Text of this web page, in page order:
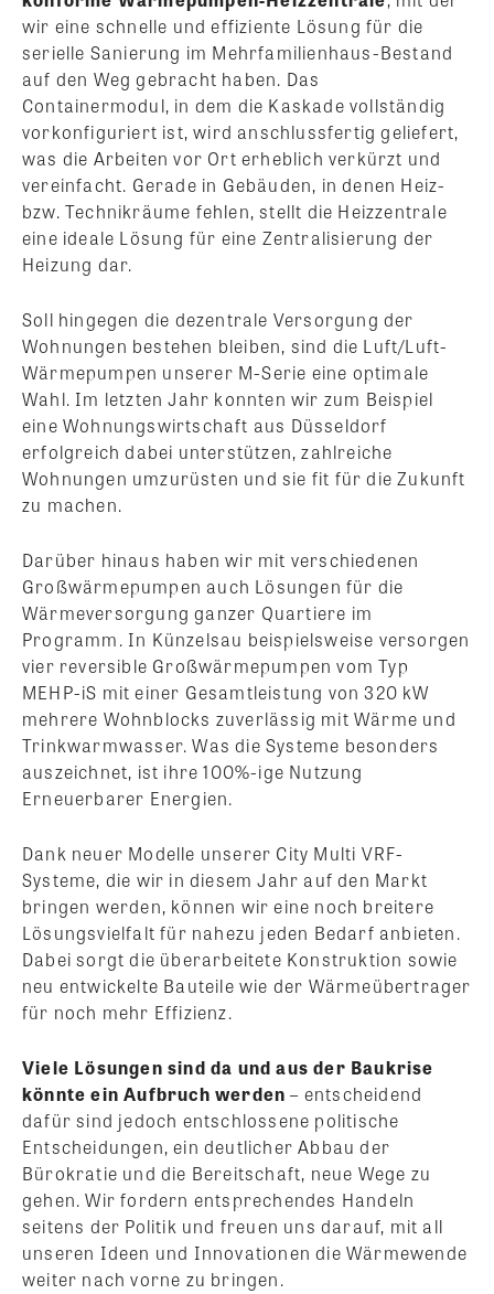
wir eine schnelle und effiziente Lösung für die
serielle Sanierung im Mehrfamilienhaus-Bestand
auf den Weg gebracht haben. Das
Containermodul, in dem die Kaskade vollständig
vorkonfiguriert ist, wird anschlussfertig geliefert,
was die Arbeiten vor Ort erheblich verkürzt und
vereinfacht. Gerade in Gebäuden, in denen Heiz-
bzw. Technikräume fehlen, stellt die Heizzentrale
eine ideale Lösung für eine Zentralisierung der
Heizung dar.
Soll hingegen die dezentrale Versorgung der
Wohnungen bestehen bleiben, sind die Luft/Luft-
Wärmepumpen unserer M-Serie eine optimale
Wahl. Im letzten Jahr konnten wir zum Beispiel
eine Wohnungswirtschaft aus Düsseldorf
erfolgreich dabei unterstützen, zahlreiche
Wohnungen umzurüsten und sie fit für die Zukunft
zu machen.
Darüber hinaus haben wir mit verschiedenen
Großwärmepumpen auch Lösungen für die
Wärmeversorgung ganzer Quartiere im
Programm. In Künzelsau beispielsweise versorgen
vier reversible Großwärmepumpen vom Typ
MEHP-iS mit einer Gesamtleistung von 320 kW
mehrere Wohnblocks zuverlässig mit Wärme und
Trinkwarmwasser. Was die Systeme besonders
auszeichnet, ist ihre 100%-ige Nutzung
Erneuerbarer Energien.
Dank neuer Modelle unserer City Multi VRF-
Systeme, die wir in diesem Jahr auf den Markt
bringen werden, können wir eine noch breitere
Lösungsvielfalt für nahezu jeden Bedarf anbieten.
Dabei sorgt die überarbeitete Konstruktion sowie
neu entwickelte Bauteile wie der Wärmeübertrager
für noch mehr Effizienz.
Viele Lösungen sind da und aus der Baukrise
könnte ein Aufbruch werden – entscheidend
dafür sind jedoch entschlossene politische
Entscheidungen, ein deutlicher Abbau der
Bürokratie und die Bereitschaft, neue Wege zu
gehen. Wir fordern entsprechendes Handeln
seitens der Politik und freuen uns darauf, mit all
unseren Ideen und Innovationen die Wärmewende
weiter nach vorne zu bringen.